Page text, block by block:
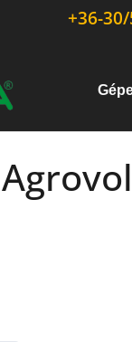
+36-